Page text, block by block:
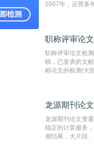
2007年，运营多
检测速度快、精
职称评审论
职称评审论文检
稿，已发表的文
称论文的检测!大
编辑部检测来稿
测时注意填写第
表文献复制比。
龙源期刊论
龙源期刊论文查
稳定的计算服务
测结果，大片段